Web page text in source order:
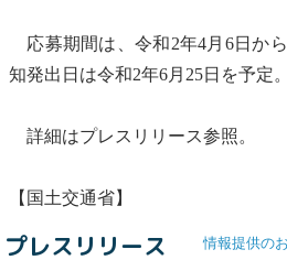
応募期間は、令和2年4月6日か
知発出日は令和2年6月25日を予定。
詳細はプレスリリース参照。
【国土交通省】
情報提供の
プレスリリース